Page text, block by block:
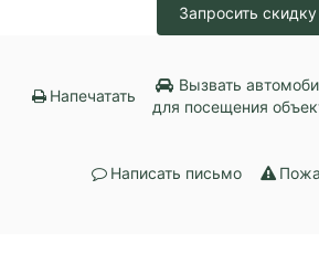
Запросить скидку
Напечатать
Вызвать
для посещения
Написать письмо